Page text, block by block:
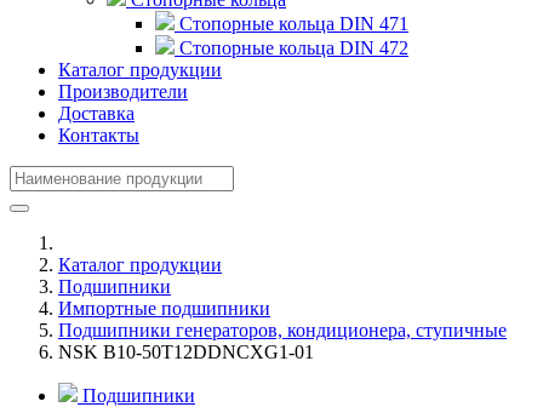
Стопорные кольца DIN 471
Стопорные кольца DIN 472
Каталог продукции
Производители
Доставка
Контакты
Каталог продукции
Подшипники
Импортные подшипники
Подшипники генераторов, кондиционера, ступичные
NSK B10-50T12DDNCXG1-01
Подшипники